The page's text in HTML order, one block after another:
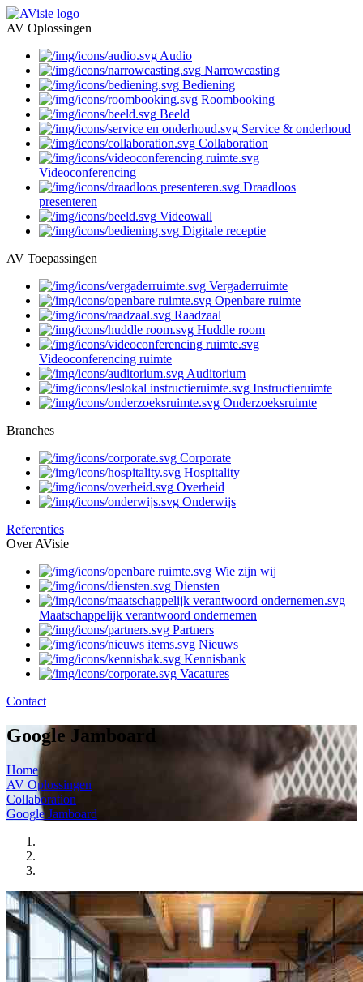
AV Oplossingen
Audio
Narrowcasting
Bediening
Roombooking
Beeld
Service & onderhoud
Collaboration
Videoconferencing
Draadloos
presenteren
Videowall
Digitale receptie
AV Toepassingen
Vergaderruimte
Openbare ruimte
Raadzaal
Huddle room
Videoconferencing ruimte
Auditorium
Instructieruimte
Onderzoeksruimte
Branches
Corporate
Hospitality
Overheid
Onderwijs
Referenties
Over AVisie
Wie zijn wij
Diensten
Maatschappelijk verantwoord ondernemen
Partners
Nieuws
Kennisbank
Vacatures
Contact
Google Jamboard
Home
AV Oplossingen
Collaboration
Google Jamboard